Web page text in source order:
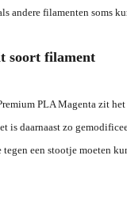
andere filamenten soms
soort filament
PLA Magenta zit
is daarnaast zo
een stootje moeten